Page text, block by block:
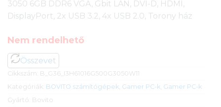
3050 6GB DDR6 VGA, Gbit LAN, DVI-D, HDMI,
DisplayPort, 2x USB 3.2, 4x USB 2.0, Torony ház
Nem rendelhető
Összevet
Cikkszám: B_G36_I3H61016G500G3050W11
Kategóriák: BOVITO számítógépek Gamer PC-k Gamer PC-k
Gyártó: Bovito